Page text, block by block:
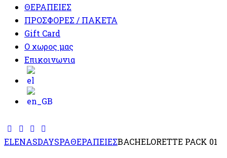
ΘΕΡΑΠΕΙΕΣ
ΠΡΟΣΦΟΡΕΣ / ΠΑΚΕΤΑ
Gift Card
Ο χωρος μας
Επικοινωνια
ELENASDAYSPAΘΕΡΑΠΕΙΕΣBACHELORETTE PACK 01